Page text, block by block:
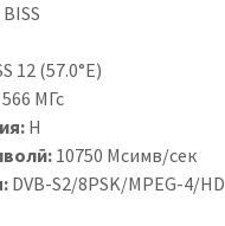
BISS
12 (57.0°E)
МГс
H
10750 Мсимв/сек
DVB-S2/8PSK/MPEG-4/HD